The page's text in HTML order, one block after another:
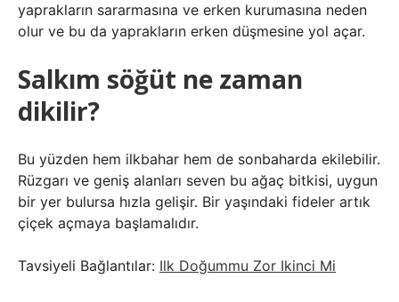
yaprakların sararmasına ve erken kurumasına neden
olur ve bu da yaprakların erken düşmesine yol açar.
Salkım söğüt ne zaman
dikilir?
Bu yüzden hem ilkbahar hem de sonbaharda ekilebilir.
Rüzgarı ve geniş alanları seven bu ağaç bitkisi, uygun
bir yer bulursa hızla gelişir. Bir yaşındaki fideler artık
çiçek açmaya başlamalıdır.
Tavsiyeli Bağlantılar: Ilk Doğummu Zor Ikinci Mi